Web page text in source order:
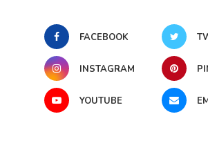
FACEBOOK
INSTAGRAM
YOUTUBE